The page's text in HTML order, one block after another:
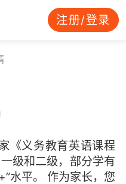
注册/登录
《义务教育英语课程
级和二级，部分学有
水平。 作为家长，您